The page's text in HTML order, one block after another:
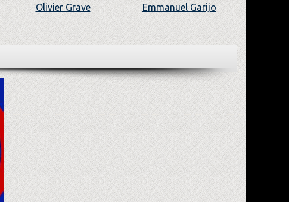
Olivier Grave Emmanuel Garijo